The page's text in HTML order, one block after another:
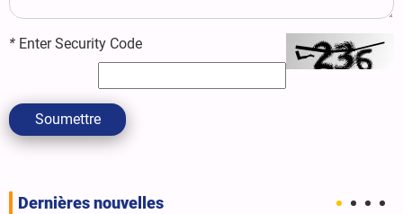
* Enter Security Code
Soumettre
Dernières nouvelles